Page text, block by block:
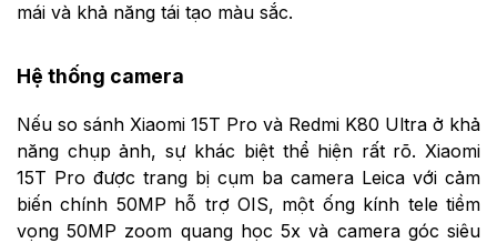
mái và khả năng tái tạo màu sắc.
Hệ thống camera
Nếu so sánh Xiaomi 15T Pro và Redmi K80 Ultra ở khả
năng chụp ảnh, sự khác biệt thể hiện rất rõ. Xiaomi
15T Pro được trang bị cụm ba camera Leica với cảm
biến chính 50MP hỗ trợ OIS, một ống kính tele tiềm
vọng 50MP zoom quang học 5x và camera góc siêu